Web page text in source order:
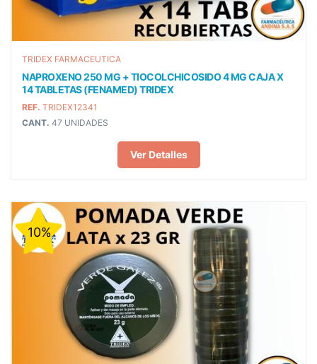
TRIDEX FARMACEUTICA
NAPROXENO 250 MG + TIOCOLCHICOSIDO 4 MG CAJA X
14 TABLETAS (FENAMED) TRIDEX
REF. TRIDEX12341
CANT. 47 UNIDADES
Ver Detalles
10%